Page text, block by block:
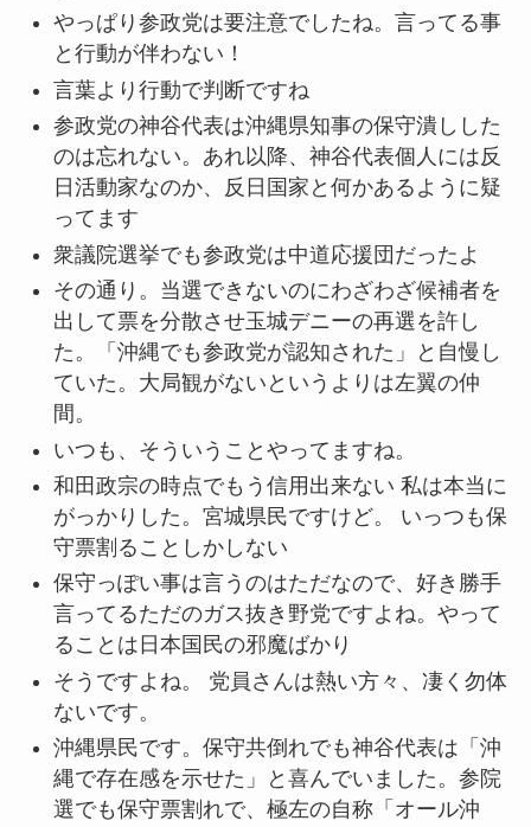
やっぱり参政党は要注意でしたね。言ってる事
と行動が伴わない！
言葉より行動で判断ですね
参政党の神谷代表は沖縄県知事の保守潰しした
のは忘れない。あれ以降、神谷代表個人には反
日活動家なのか、反日国家と何かあるように疑
ってます
衆議院選挙でも参政党は中道応援団だったよ
その通り。当選できないのにわざわざ候補者を
出して票を分散させ玉城デニーの再選を許し
た。「沖縄でも参政党が認知された」と自慢し
ていた。大局観がないというよりは左翼の仲
間。
いつも、そういうことやってますね。
和田政宗の時点でもう信用出来ない 私は本当に
がっかりした。宮城県民ですけど。 いっつも保
守票割ることしかしない
保守っぽい事は言うのはただなので、好き勝手
言ってるただのガス抜き野党ですよね。やって
ることは日本国民の邪魔ばかり
そうですよね。 党員さんは熱い方々、凄く勿体
ないです。
沖縄県民です。保守共倒れでも神谷代表は「沖
縄で存在感を示せた」と喜んでいました。参院
選でも保守票割れで、極左の自称「オール沖